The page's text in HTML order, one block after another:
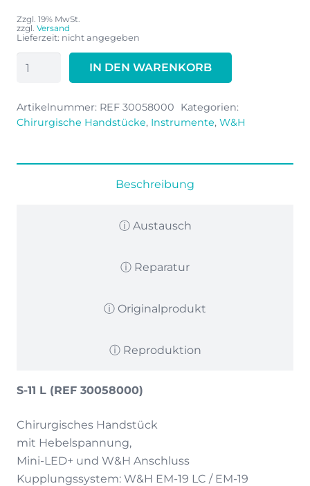
1.189,00 €
Zzgl. 19% MwSt.
zzgl. Versand
Lieferzeit: nicht angegeben
Chirurgisches
S-
Menge
IN DEN WARENKORB
Artikelnummer: REF 30058000
Kategorien:
Chirurgische Handstücke, Instrumente, W&H
Beschreibung
ⓘ Austausch
ⓘ Reparatur
ⓘ Originalprodukt
ⓘ Reproduktion
S-11 L (REF 30058000)
Chirurgisches Handstück
mit Hebelspannung,
Mini-LED+ und W&H Anschluss
Kupplungssystem: W&H EM-19 LC / EM-19